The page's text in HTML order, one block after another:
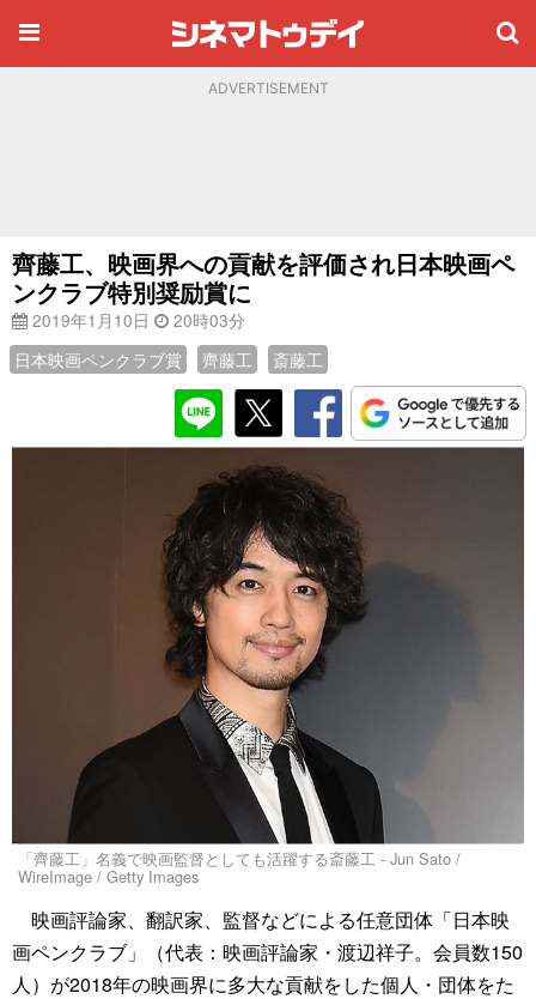
ADVERTISEMENT
齊藤工、映画界への貢献を評価され日本映画ペ
ンクラブ特別奨励賞に
2019年1月10日
20時03分
日本映画ペンクラブ賞
齊藤工 斎藤工
「齊藤工」名義で映画監督としても活躍する斎藤工 - Jun Sato /
WireImage / Getty Images
映画評論家、翻訳家、監督などによる任意団体「日本映
画ペンクラブ」（代表：映画評論家・渡辺祥子。会員数150
人）が2018年の映画界に多大な貢献をした個人・団体をた